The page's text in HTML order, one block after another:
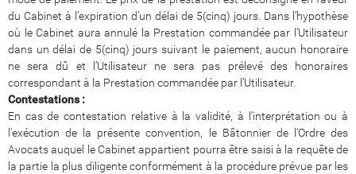
du Cabinet à l’expiration d’un délai de 5(cinq) jours. Dans l’hypothèse
où le Cabinet aura annulé la Prestation commandée par l’Utilisateur
dans un délai de 5(cinq) jours suivant le paiement, aucun honoraire
ne sera dû et l’Utilisateur ne sera pas prélevé des honoraires
correspondant à la Prestation commandée par l’Utilisateur.
Contestations :
En cas de contestation relative à la validité, à l'interprétation ou à
l'exécution de la présente convention, le Bâtonnier de l'Ordre des
Avocats auquel le Cabinet appartient pourra être saisi à la requête de
la partie la plus diligente conformément à la procédure prévue par les